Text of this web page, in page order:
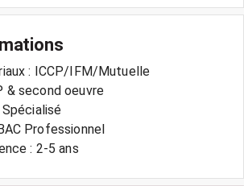
: ICCP/IFM/Mutuelle
& second oeuvre
Professionnel
: 2-5 ans